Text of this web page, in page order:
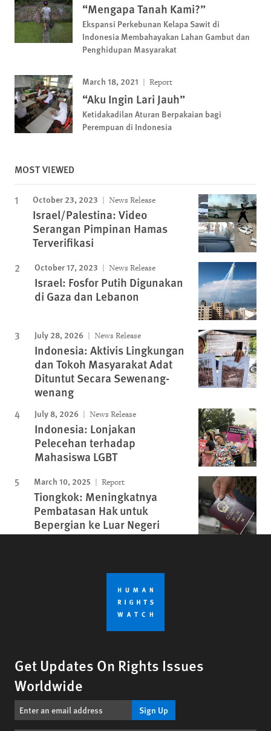
“Mengapa Tanah Kami?”
Ekspansi Perkebunan Kelapa Sawit di
Indonesia Membahayakan Lahan Gambut dan
Penghidupan Masyarakat
March 18, 2021 Report
“Aku Ingin Lari Jauh”
Ketidakadilan Aturan Berpakaian bagi
Perempuan di Indonesia
MOST VIEWED
October 23, 2023 News Release
Israel/Palestina: Video
Serangan Pimpinan Hamas
Terverifikasi
October 17, 2023 News Release
Israel: Fosfor Putih Digunakan
di Gaza dan Lebanon
July 28, 2026 News Release
Indonesia: Aktivis Lingkungan
dan Tokoh Masyarakat Adat
Dituntut Secara Sewenang-
wenang
July 8, 2026 News Release
Indonesia: Lonjakan
Pelecehan terhadap
Mahasiswa LGBT
March 10, 2025 Report
Tiongkok: Meningkatnya
Pembatasan Hak untuk
Bepergian ke Luar Negeri
Get Updates On Rights Issues
Worldwide
Sign Up